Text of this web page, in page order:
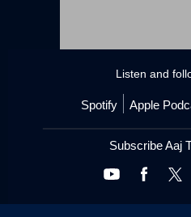
Listen and
Spotify Apple
Subscribe Aaj